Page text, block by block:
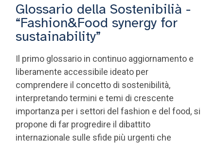
Glossario della Sostenibilià -
“Fashion&Food synergy for
sustainability”
Il primo glossario in continuo aggiornamento e
liberamente accessibile ideato per
comprendere il concetto di sostenibilità,
interpretando termini e temi di crescente
importanza per i settori del fashion e del food, si
propone di far progredire il dibattito
internazionale sulle sfide più urgenti che